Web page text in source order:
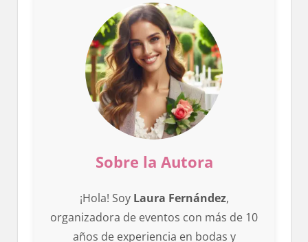
Sobre la Autora
¡Hola! Soy Laura Fernández,
organizadora de eventos con más de 10
años de experiencia en bodas y